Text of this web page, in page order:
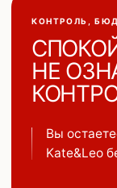
КОНТРОЛЬ,
НЕ
Вы
Kate&Leo